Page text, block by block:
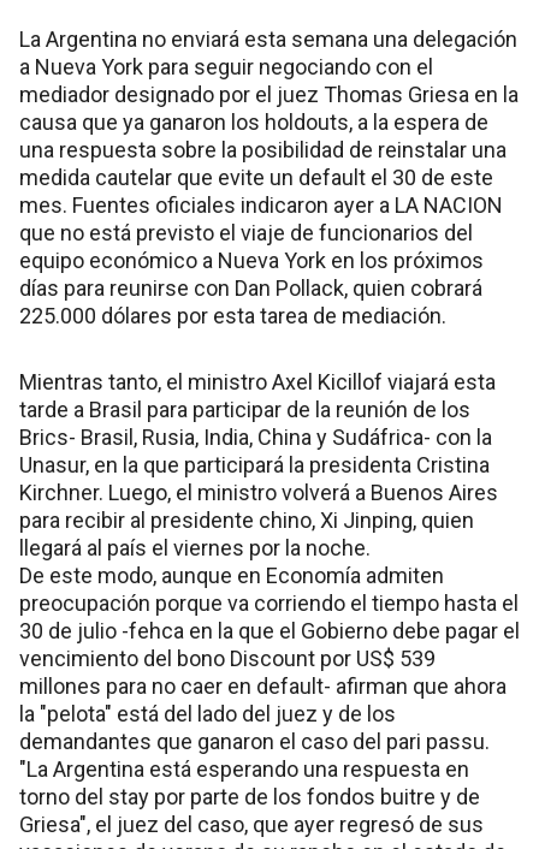
La Argentina no enviará esta semana una delegación
a Nueva York para seguir negociando con el
mediador designado por el juez Thomas Griesa en la
causa que ya ganaron los holdouts, a la espera de
una respuesta sobre la posibilidad de reinstalar una
medida cautelar que evite un default el 30 de este
mes. Fuentes oficiales indicaron ayer a LA NACION
que no está previsto el viaje de funcionarios del
equipo económico a Nueva York en los próximos
días para reunirse con Dan Pollack, quien cobrará
225.000 dólares por esta tarea de mediación.
Mientras tanto, el ministro Axel Kicillof viajará esta
tarde a Brasil para participar de la reunión de los
Brics- Brasil, Rusia, India, China y Sudáfrica- con la
Unasur, en la que participará la presidenta Cristina
Kirchner. Luego, el ministro volverá a Buenos Aires
para recibir al presidente chino, Xi Jinping, quien
llegará al país el viernes por la noche.
De este modo, aunque en Economía admiten
preocupación porque va corriendo el tiempo hasta el
30 de julio -fehca en la que el Gobierno debe pagar el
vencimiento del bono Discount por US$ 539
millones para no caer en default- afirman que ahora
la "pelota" está del lado del juez y de los
demandantes que ganaron el caso del pari passu.
"La Argentina está esperando una respuesta en
torno del stay por parte de los fondos buitre y de
Griesa", el juez del caso, que ayer regresó de sus